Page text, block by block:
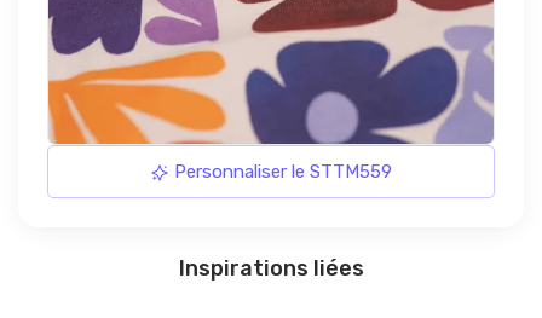
Personnaliser le STTM559
Inspirations liées